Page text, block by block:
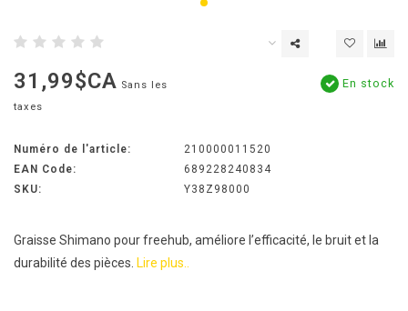
31,99$CA Sans les
taxes
En stock
Numéro de l'article:
210000011520
EAN Code:
689228240834
SKU:
Y38Z98000
Graisse Shimano pour freehub, améliore l’efficacité, le bruit et la
durabilité des pièces. Lire plus..